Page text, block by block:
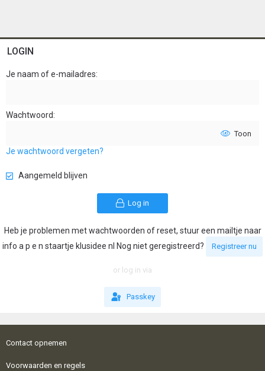
LOGIN
Je naam of e-mailadres
Wachtwoord
Toon
Je wachtwoord vergeten?
Aangemeld blijven
Log in
Heb je problemen met wachtwoorden of reset, stuur een mailtje naar
info a p e n staartje klusidee nl Nog niet geregistreerd?
Registreer nu
or log in via
Passkey
Contact opnemen
Voorwaarden en regels